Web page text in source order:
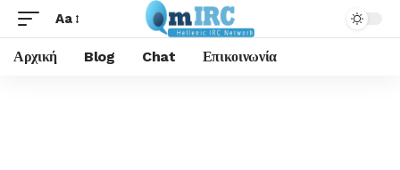
Aa
Αρχική Blog Chat Επικοινωνία